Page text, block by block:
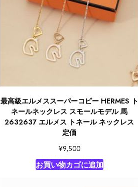
最高級エルメススーパーコピー HERMES ト
ネールネックレス スモールモデル 馬
2632637 エルメス トネール ネックレス
定価
¥9,500
お買い物カゴに追加